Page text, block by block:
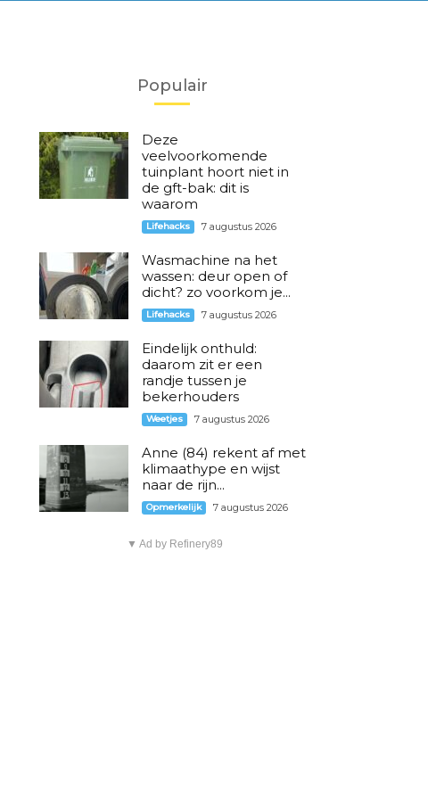
Populair
Deze
veelvoorkomende
tuinplant hoort niet in
de gft-bak: dit is
waarom
Lifehacks 7 augustus 2026
Wasmachine na het
wassen: deur open of
dicht? zo voorkom je...
Lifehacks 7 augustus 2026
Eindelijk onthuld:
daarom zit er een
randje tussen je
bekerhouders
Weetjes 7 augustus 2026
Anne (84) rekent af met
klimaathype en wijst
naar de rijn...
Opmerkelijk 7 augustus 2026
▼ Ad by Refinery89